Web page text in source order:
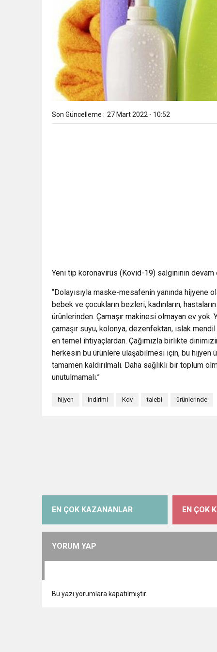
Son Güncelleme : 27 Mart 2022 - 10:52
Yeni tip koronavirüs (Kovid-19) salgınının
“Dolayısıyla maske-mesafenin yanında hijyene
bebek ve çocukların bezleri, kadınların,
ürünlerinden. Çamaşır makinesi olmayan ev yok.
çamaşır suyu, kolonya, dezenfektan, ıslak
en temel ihtiyaçlardan. Çağımızla birlikte
herkesin bu ürünlere ulaşabilmesi için, bu hijyen
tamamen kaldırılmalı. Daha sağlıklı bir toplum
unutulmamalı.”
hijyen indirimi Kdv talebi ürünlerinde
EN ÇOK KAZANANLAR EN ÇOK
YORUM YAP
Bu yazı yorumlara kapatılmıştır.